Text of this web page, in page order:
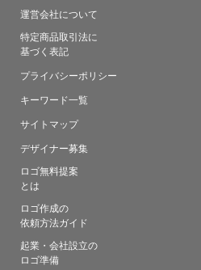
運営会社について
特定商品取引法に
基づく表記
プライバシーポリシー
キーワード一覧
サイトマップ
デザイナー募集
ロゴ無料提案
とは
ロゴ作成の
依頼方法ガイド
起業・会社設立の
ロゴ準備